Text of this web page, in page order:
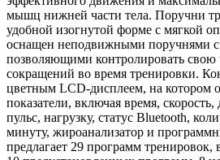
мышц нижней части тела. Поручни
удобной изогнутой форме с мягкой
оснащен неподвижными поручнями с
позволяющими контролировать свою
сокращений во время тренировки.
цветным LCD-дисплеем, на котором
показатели, включая время,
пульс, нагрузку, статус Bluetooth,
минуту, жироанализатор и
предлагает 29 программ